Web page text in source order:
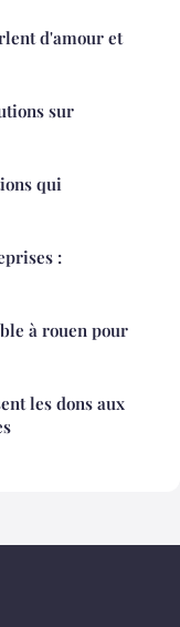
d'amour et
sur
qui
:
à rouen pour
les dons aux